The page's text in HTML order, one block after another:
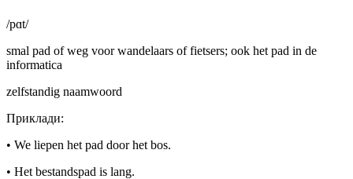
/pɑt/
smal pad of weg voor wandelaars of fietsers; ook het pad in de
informatica
zelfstandig naamwoord
Приклади:
• We liepen het pad door het bos.
• Het bestandspad is lang.